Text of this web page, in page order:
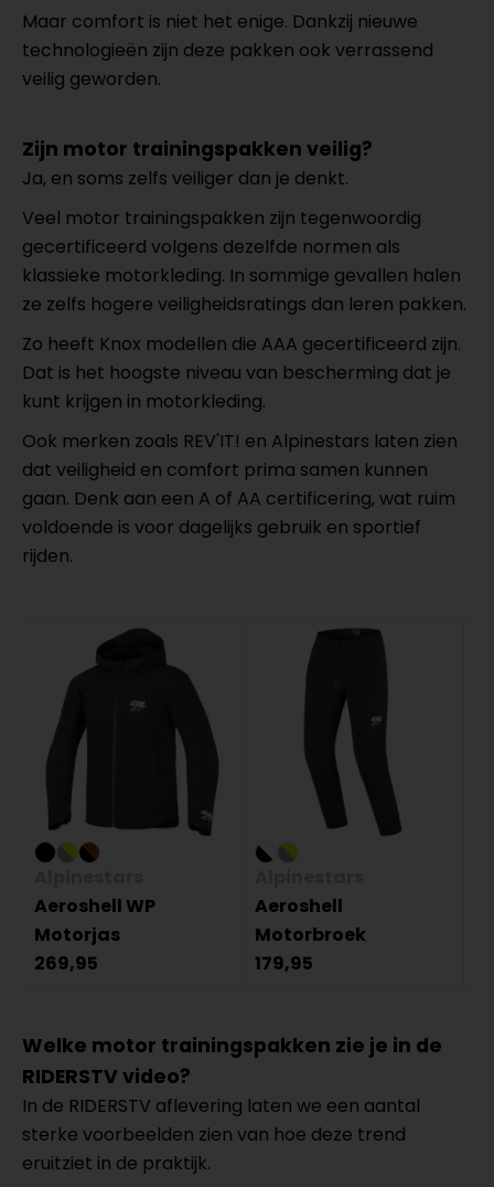
Maar comfort is niet het enige. Dankzij nieuwe
technologieën zijn deze pakken ook verrassend
veilig geworden.
Zijn motor trainingspakken veilig?
Ja, en soms zelfs veiliger dan je denkt.
Veel motor trainingspakken zijn tegenwoordig
gecertificeerd volgens dezelfde normen als
klassieke motorkleding. In sommige gevallen halen
ze zelfs hogere veiligheidsratings dan leren pakken.
Zo heeft Knox modellen die AAA gecertificeerd zijn.
Dat is het hoogste niveau van bescherming dat je
kunt krijgen in motorkleding.
Ook merken zoals REV'IT! en Alpinestars laten zien
dat veiligheid en comfort prima samen kunnen
gaan. Denk aan een A of AA certificering, wat ruim
voldoende is voor dagelijks gebruik en sportief
rijden.
Aeroshell WP
Motorjas
269,95
Aeroshell
Motorbroek
179,95
Welke motor trainingspakken zie je in de
RIDERSTV video?
In de RIDERSTV aflevering laten we een aantal
sterke voorbeelden zien van hoe deze trend
eruitziet in de praktijk.